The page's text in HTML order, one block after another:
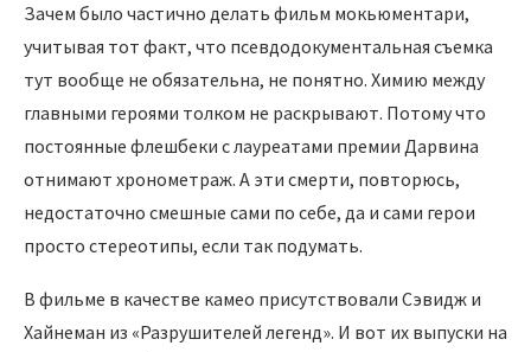
Зачем было частично делать фильм мокьюментари,
учитывая тот факт, что псевдодокументальная съемка
тут вообще не обязательна, не понятно. Химию между
главными героями толком не раскрывают. Потому что
постоянные флешбеки с лауреатами премии Дарвина
отнимают хронометраж. А эти смерти, повторюсь,
недостаточно смешные сами по себе, да и сами герои
просто стереотипы, если так подумать.
В фильме в качестве камео присутствовали Сэвидж и
Хайнеман из «Разрушителей легенд». И вот их выпуски на